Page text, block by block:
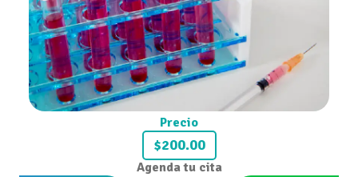
Precio
$200.00
Agenda tu cita